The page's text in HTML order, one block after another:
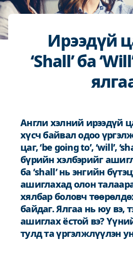
Ирээдүй
‘Shall’ ба
Англи хэлний ирээдүй
хүсч байвал одоо
цаг, ‘be going to’, ‘will’,
бүрийн хэлбэрийг
ба ‘shall’ нь энгийн
ашиглахад олон
хялбар боловч
байдаг. Ялгаа нь юу вэ,
ашиглах ёстой вэ?
тулд та үргэлжлүүлэн